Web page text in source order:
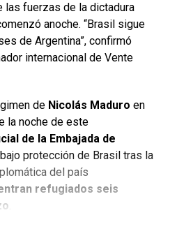
las fuerzas de la dictadura
anoche. “Brasil sigue
de Argentina”, confirmó
internacional de Vente
de Nicolás Maduro en
la noche de este
de la Embajada de
protección de Brasil tras la
del país
refugiados seis